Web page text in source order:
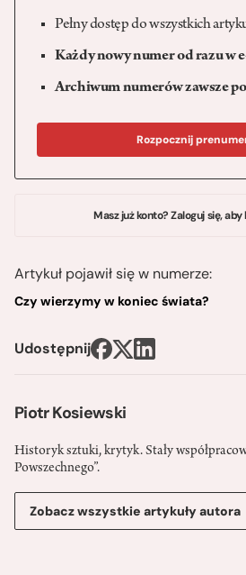
Piotr Kosiewski
Historyk sztuki, krytyk. Stały
Powszechnego”.
Zobacz wszystkie artykuły autora
Pełny dostęp do wszystkich
Każdy nowy numer od razu w
Archiwum numerów zawsze
Rozpocznij
Masz już konto? Zaloguj się,
Artykuł pojawił się w numerze:
Czy wierzymy w koniec świata?
Udostępnij